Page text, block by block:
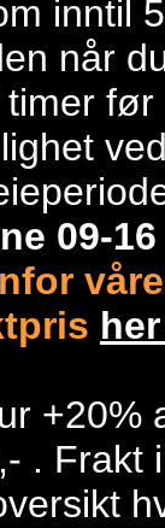
inntil
når
09-
+20%
. Frakt